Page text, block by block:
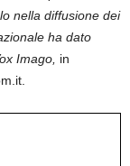
nella diffusione dei
ha dato
Imago, in